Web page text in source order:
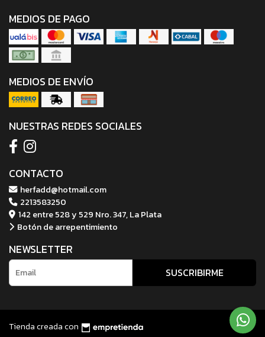
MEDIOS DE PAGO
MEDIOS DE ENVÍO
NUESTRAS REDES SOCIALES
CONTACTO
herfadd@hotmail.com
2213583250
142 entre 528 y 529 Nro. 347, La Plata
Botón de arrepentimiento
NEWSLETTER
SUSCRIBIRME
Tienda creada con